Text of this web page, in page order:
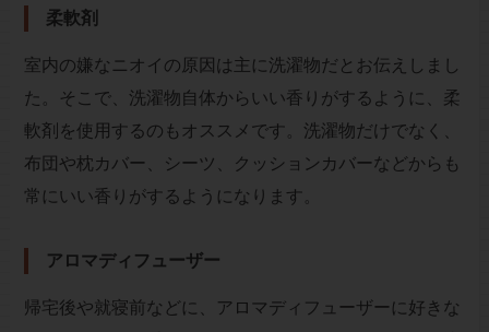
柔軟剤
室内の嫌なニオイの原因は主に洗濯物だとお伝えしまし
た。そこで、洗濯物自体からいい香りがするように、柔
軟剤を使用するのもオススメです。洗濯物だけでなく、
布団や枕カバー、シーツ、クッションカバーなどからも
常にいい香りがするようになります。
アロマディフューザー
帰宅後や就寝前などに、アロマディフューザーに好きな